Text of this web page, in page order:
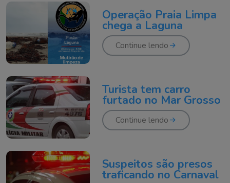
Operação Praia Limpa
chega a Laguna
Continue lendo
Turista tem carro
furtado no Mar Grosso
Continue lendo
Suspeitos são presos
traficando no Carnaval